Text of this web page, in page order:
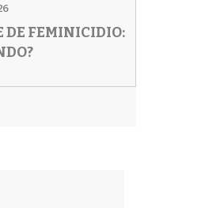
DE FEMINICIDIO: